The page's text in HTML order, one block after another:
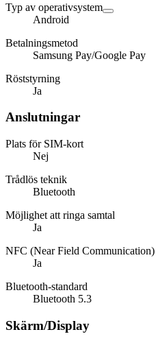
Typ av operativsystem
Android
Betalningsmetod
Samsung Pay/Google Pay
Röststyrning
Ja
Anslutningar
Plats för SIM-kort
Nej
Trådlös teknik
Bluetooth
Möjlighet att ringa samtal
Ja
NFC (Near Field Communication)
Ja
Bluetooth-standard
Bluetooth 5.3
Skärm/Display